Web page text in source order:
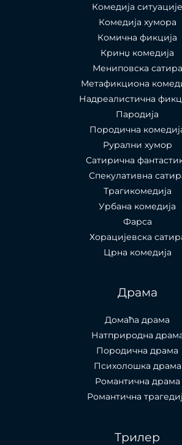
Комедија ситуације
Комедија хумора
Комична фикција
Кринџ комедија
Мениповска сатира
Метафикциона
Надреалистична
Пародија
Породична
Рурални хумор
Сатирична
Спекулативна
Трагикомедија
Урбана комедија
Фарса
Хорацијевска
Црна комедија
Драма
Домаћа драма
Натприродна
Породична драма
Психолошка драма
Романтична драма
Романтична
Трилер